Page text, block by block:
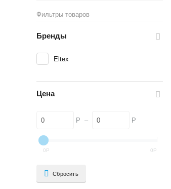
Фильтры товаров
Бренды
Eltex
Цена
Р – Р
0Р 0Р
Сбросить